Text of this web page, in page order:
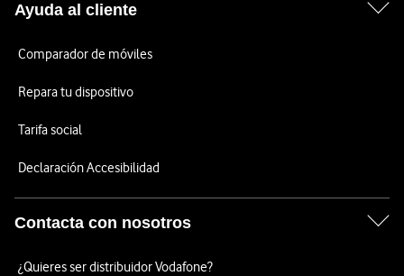
Ayuda al cliente
Comparador de móviles
Repara tu dispositivo
Tarifa social
Declaración Accesibilidad
Contacta con nosotros
¿Quieres ser distribuidor Vodafone?